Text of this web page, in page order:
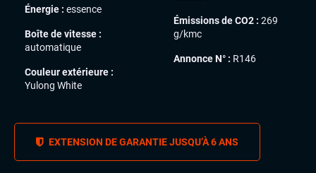
Énergie : essence
Boîte de vitesse :
automatique
Couleur extérieure :
Yulong White
Émissions de CO2 : 269
g/kmc
Annonce N° : R146
EXTENSION DE GARANTIE JUSQU’À 6 ANS